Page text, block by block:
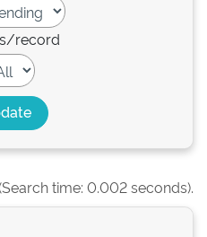
record
time: 0.002 seconds).